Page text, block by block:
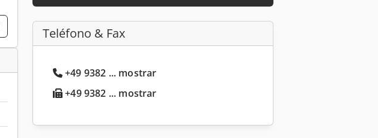
Teléfono & Fax
+49 9382 ... mostrar
+49 9382 ... mostrar